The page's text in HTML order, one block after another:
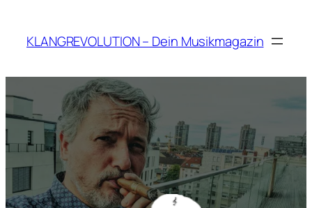
springen
KLANGREVOLUTION – Dein Musikmagazin